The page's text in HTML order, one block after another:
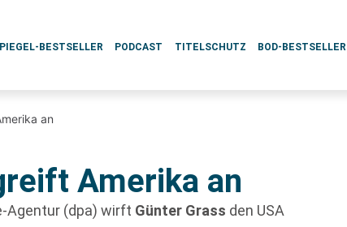
BESTSELLER PODCAST TITELSCHUTZ BOD-BESTSELLER
an
Amerika an
Agentur (dpa) wirft Günter Grass den USA